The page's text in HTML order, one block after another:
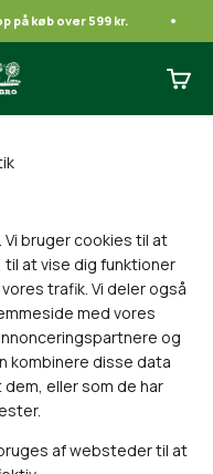
på køb over 599 kr.
Åbn
bruger cookies til at
at vise dig funktioner
trafik. Vi deler også
med vores
og
kombinere disse data
eller som de har
af websteder til at